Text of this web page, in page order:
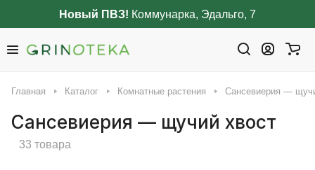
Новый ПВЗ! Коммунарка, Эдальго, 7
Главная Каталог Комнатные растения Сансевиерия —
Сансевиерия — щучий хвост
33 товара